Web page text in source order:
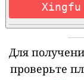
Для
проверьте